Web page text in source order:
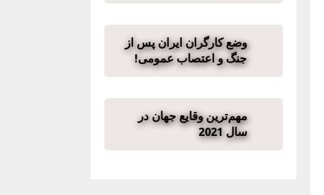
وضع کارگران ایران پس از
جنگ و اعتصاب عمومی!
مهم‌ترین وقایع جهان در
سال 2021